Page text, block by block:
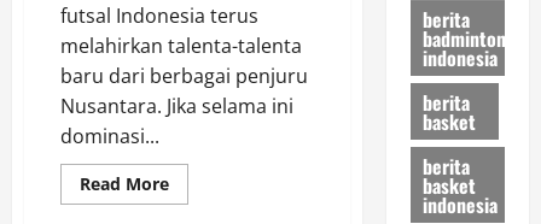
futsal Indonesia terus
melahirkan talenta-talenta
baru dari berbagai penjuru
Nusantara. Jika selama ini
dominasi...
Read MoreRead
more
berita
badminton
indonesia
berita
basket
berita
basket
indonesia